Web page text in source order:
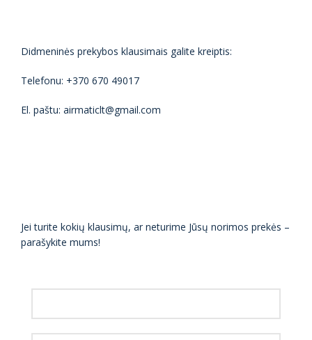
Didmeninės prekybos klausimais galite kreiptis:
Telefonu: +370 670 49017
El. paštu: airmaticlt@gmail.com
Jei turite kokių klausimų, ar neturime Jūsų norimos prekės –
parašykite mums!